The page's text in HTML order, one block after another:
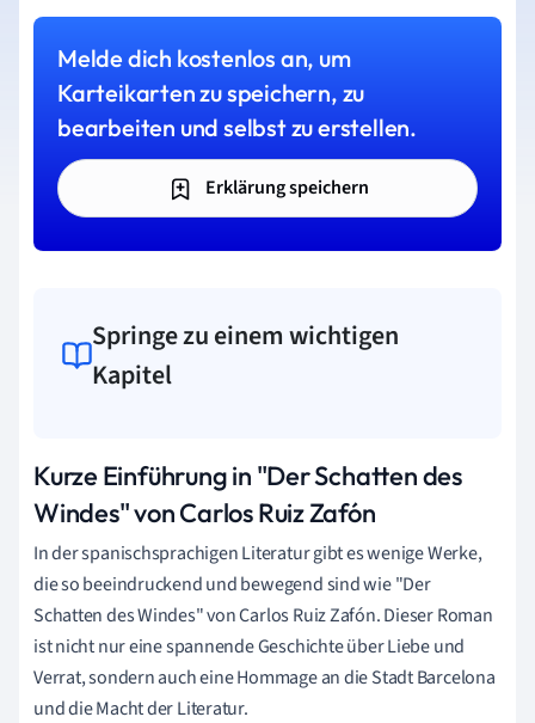
Melde dich kostenlos an, um
Karteikarten zu speichern, zu
bearbeiten und selbst zu erstellen.
Erklärung speichern
Springe zu einem wichtigen
Kapitel
Kurze Einführung in "Der Schatten des
Windes" von Carlos Ruiz Zafón
In der spanischsprachigen Literatur gibt es wenige Werke,
die so beeindruckend und bewegend sind wie "Der
Schatten des Windes" von Carlos Ruiz Zafón. Dieser Roman
ist nicht nur eine spannende Geschichte über Liebe und
Verrat, sondern auch eine Hommage an die Stadt Barcelona
und die Macht der Literatur.